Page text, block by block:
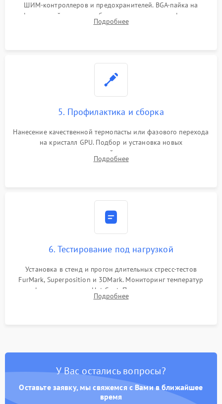
ШИМ-контроллеров и предохранителей. BGA-пайка на
инфракрасной станции реболлинг или замена графического
чипа и дефектной памяти GDDR. Прошивка BIOS
Подробнее
5. Профилактика и сборка
Нанесение качественной термопасты или фазового перехода
на кристалл GPU. Подбор и установка новых
термопрокладок правильной толщины на память и цепи
питания. Монтаж радиатора и бэкплейта, подключение и
Подробнее
6. Тестирование под нагрузкой
Установка в стенд и прогон длительных стресс-тестов
FurMark, Superposition и 3DMark. Мониторинг температур
графического чипа и Hot Spot. Проверка на отсутствие
артефактов изображения, вылетов драйвера и зависаний.
Подробнее
У Вас остались вопросы?
Оставьте заявку, мы свяжемся с Вами в ближайшее
время